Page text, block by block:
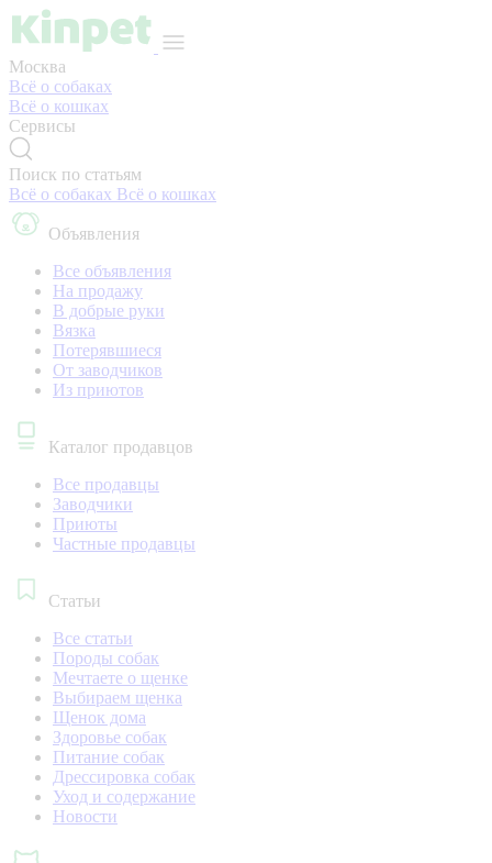
Москва
Всё о собаках
Всё о кошках
Сервисы
Поиск по статьям
Всё о собаках Всё о кошках
Объявления
Все объявления
На продажу
В добрые руки
Вязка
Потерявшиеся
От заводчиков
Из приютов
Каталог продавцов
Все продавцы
Заводчики
Приюты
Частные продавцы
Статьи
Все статьи
Породы собак
Мечтаете о щенке
Выбираем щенка
Щенок дома
Здоровье собак
Питание собак
Дрессировка собак
Уход и содержание
Новости